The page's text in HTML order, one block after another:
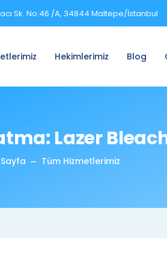
Sk. No:46 /A, 34844 Maltepe/İstanbul
Hekimlerimiz Blog
Lazer
Tüm Hizmetlerimiz